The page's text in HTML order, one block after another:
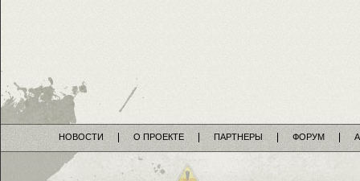
НОВОСТИ О ПРОЕКТЕ ПАРТНЕРЫ ФОРУМ